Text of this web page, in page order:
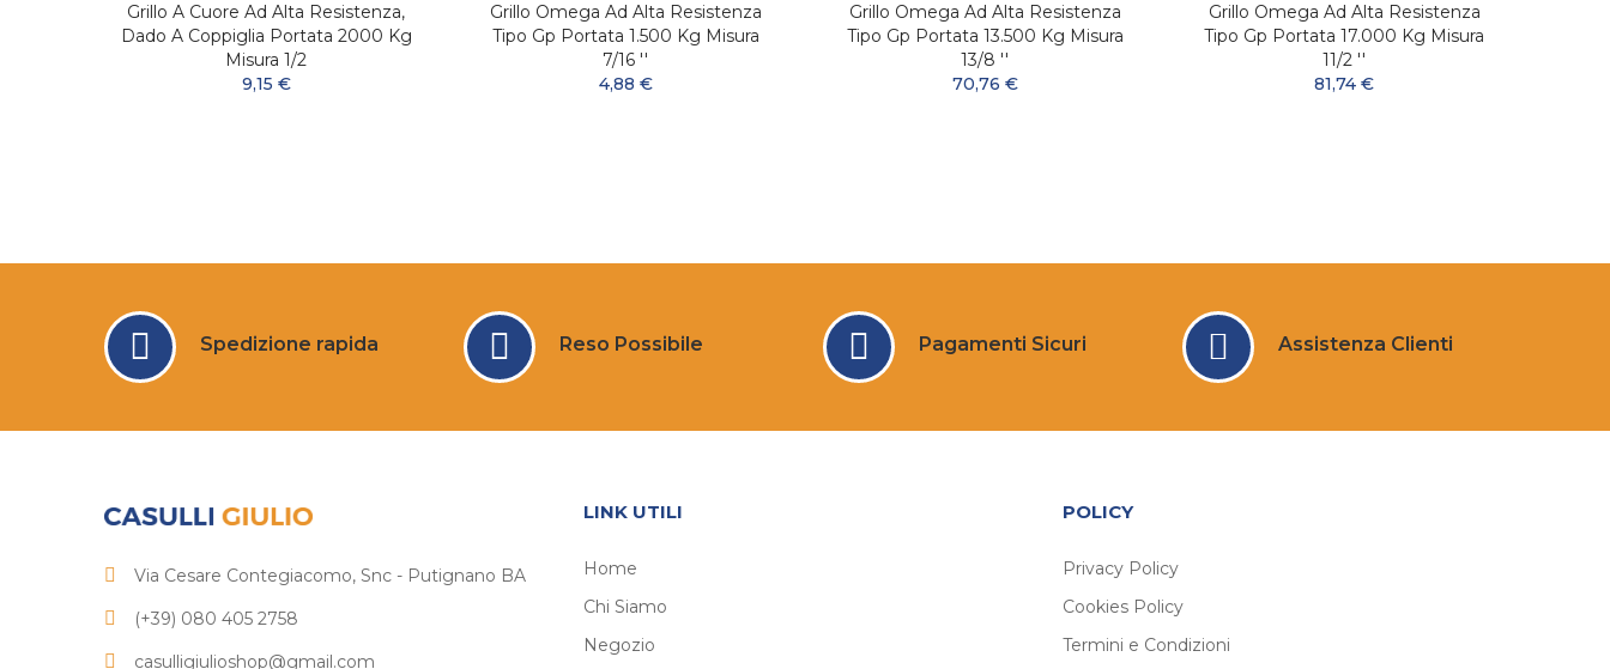
Grillo A Cuore Ad Alta Resistenza,
Dado A Coppiglia Portata 2000 Kg
Misura 1/2
9,15 €
Grillo Omega Ad Alta Resistenza
Tipo Gp Portata 1.500 Kg Misura
7/16 ''
4,88 €
Grillo Omega Ad Alta Resistenza
Tipo Gp Portata 13.500 Kg Misura
13/8 ''
70,76 €
Grillo Omega Ad Alta Resistenza
Tipo Gp Portata 17.000 Kg Misura
11/2 ''
81,74 €
Spedizione rapida Reso Possibile Pagamenti Sicuri Assistenza Clienti
Via Cesare Contegiacomo, Snc - Putignano BA
(+39) 080 405 2758
casulligiulioshop@gmail.com
LINK UTILI
Home
Chi Siamo
Negozio
POLICY
Privacy Policy
Cookies Policy
Termini e Condizioni